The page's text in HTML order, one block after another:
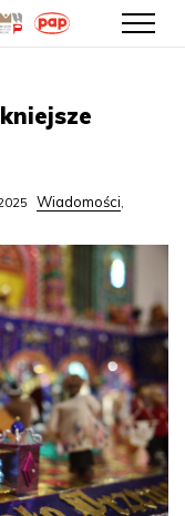
Wiadomości,